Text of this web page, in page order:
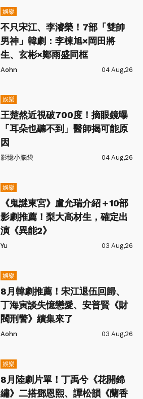
娛樂
不只宋江、李濬榮！7部「雙帥
男神」韓劇：李棟旭×岡田將
生、玄彬×鄭雨盛同框
Aohn 04 Aug,26
娛樂
王楚然近視破700度！摘眼鏡曝
「耳朵也聽不到」醫師揭可能原
因
影憶小腦袋 04 Aug,26
娛樂
《鬼謎東宮》盧允瑞介紹＋10部
影劇推薦！梨大高材生，確定出
演《異能2》
Yu 03 Aug,26
娛樂
8月韓劇推薦！宋江退伍回歸、
丁海寅談失憶戀愛、安普賢《財
閥刑警》續集來了
Aohn 03 Aug,26
娛樂
8月陸劇片單！丁禹兮《花開錦
繡》二搭鄧恩熙、譚松韻《蘭香